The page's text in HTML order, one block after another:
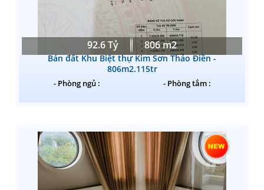
92.6 Tỷ 806 m2
Bán đất Khu Biệt thự Kim Sơn Thảo Điền -
806m2.115tr
- Phòng ngủ : - Phòng tắm :